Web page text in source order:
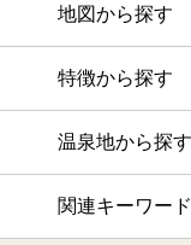
地図から探す
特徴から探す
温泉地から探す
関連キーワー